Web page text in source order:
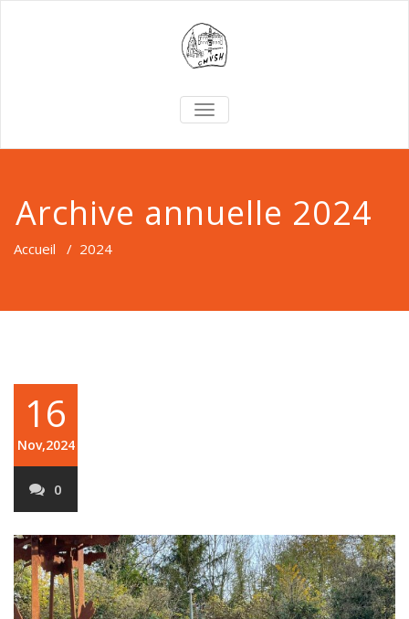
TOGGLE
NAVIGATION
Archive annuelle 2024
Accueil / 2024
16
Nov,2024
0